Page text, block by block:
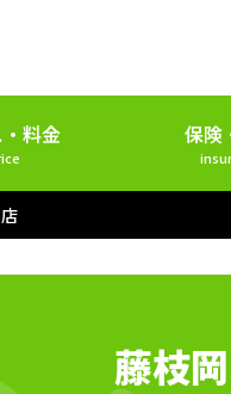
料金 保険
藤枝